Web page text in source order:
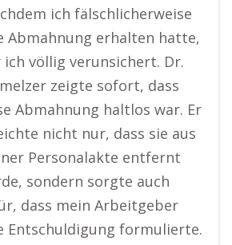
ich fälschlicherweise
Abmahnung erhalten hatte,
ich völlig verunsichert. Dr.
zeigte sofort, dass
Abmahnung haltlos war. Er
nicht nur, dass sie aus
Personalakte entfernt
sondern sorgte auch
dass mein Arbeitgeber
Entschuldigung formulierte.